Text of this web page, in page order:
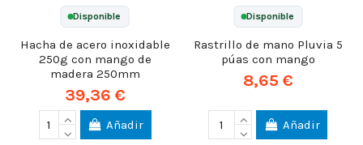
Disponible
Hacha de acero inoxidable
250g con mango de
madera 250mm
39,36 €
Añadir
Disponible
Rastrillo de mano Pluvia 5
púas con mango
8,65 €
Añadir